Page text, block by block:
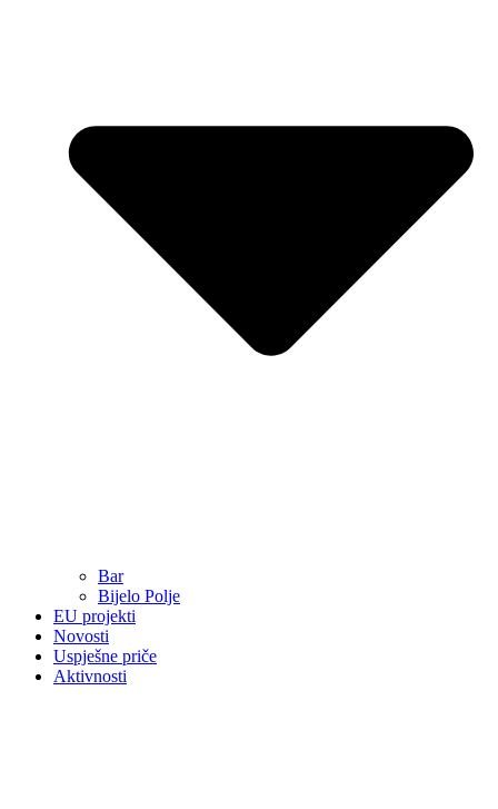
Bar
Bijelo Polje
EU projekti
Novosti
Uspješne priče
Aktivnosti